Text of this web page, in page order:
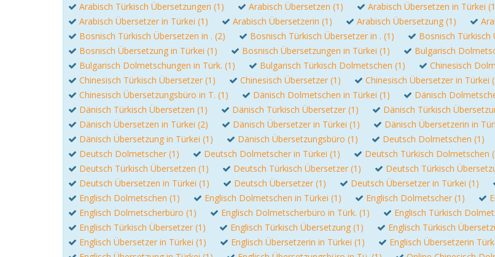
Arabisch Türkisch Übersetzungen (1)
Arabisch Übersetzen (1) Arabisch Übersetzen in Türkei
Arabisch Übersetzer in Türkei (1)
Arabisch Übersetzerin (1) Arabisch Übersetzung (1)
Bosnisch Türkisch Übersetzen in . (2)
Bosnisch Türkisch Übersetzer in . (1) Bosnisch Türkisch
Bosnisch Übersetzung in Türkei (1)
Bosnisch Übersetzungen in Türkei (1) Bulgarisch
Bulgarisch Dolmetschungen in Türk. (1)
Bulgarisch Türkisch Dolmetschen (1) Chinesisch
Chinesisch Türkisch Übersetzer (1)
Chinesisch Übersetzer (1) Chinesisch Übersetzer in Türkei
Chinesisch Übersetzungsbüro in T. (1)
Dänisch Dolmetschen in Türkei (1) Dänisch
Dänisch Türkisch Übersetzen (1)
Dänisch Türkisch Übersetzer (1) Dänisch Türkisch
Dänisch Übersetzen in Türkei (2)
Dänisch Übersetzer in Türkei (1) Dänisch Übersetzerin in
Dänisch Übersetzung in Türkei (1)
Dänisch Übersetzungsbüro (1) Deutsch Dolmetschen (1)
Deutsch Dolmetscher (1)
Deutsch Dolmetscher in Türkei (1) Deutsch Türkisch Dolmetschen
Deutsch Türkisch Übersetzen (1)
Deutsch Türkisch Übersetzer (1) Deutsch Türkisch
Deutsch Übersetzen in Türkei (1)
Deutsch Übersetzer (1) Deutsch Übersetzer in Türkei (1)
Englisch Dolmetschen (1)
Englisch Dolmetschen in Türkei (1) Englisch Dolmetscher (1)
Englisch Dolmetscherbüro (1)
Englisch Dolmetscherbüro in Türk. (1) Englisch Türkisch
Englisch Türkisch Übersetzer (1)
Englisch Türkisch Übersetzung (1) Englisch Türkisch
Englisch Übersetzer in Türkei (1)
Englisch Übersetzerin in Türkei (1) Englisch Übersetzerin